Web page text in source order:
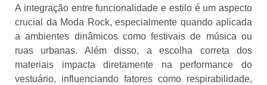
A integração entre funcionalidade e estilo é um aspecto
crucial da Moda Rock, especialmente quando aplicada
a ambientes dinâmicos como festivais de música ou
ruas urbanas. Além disso, a escolha correta dos
materiais impacta diretamente na performance do
vestuário, influenciando fatores como respirabilidade,